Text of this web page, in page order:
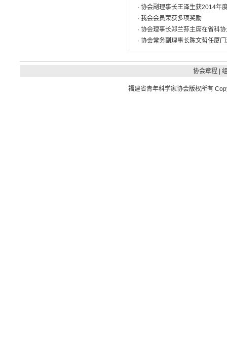
· 协会副理事长王泽生获2014年
· 我会会员荣获多项奖励
· 协会理事长郑兰荪主席在省科
· 协会常务副理事长陈文哲任厦
协会章程|
福建省青年科学家协会版权所有